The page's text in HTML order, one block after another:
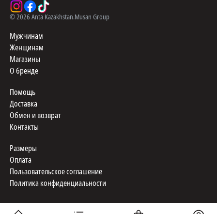
©2026 Anta Kazakhstan.Musan Group
Мужчинам
Женщинам
Магазины
О бренде
Помощь
Доставка
Обмен и возврат
Контакты
Размеры
Оплата
Пользовательское соглашение
Политика конфиденциальности